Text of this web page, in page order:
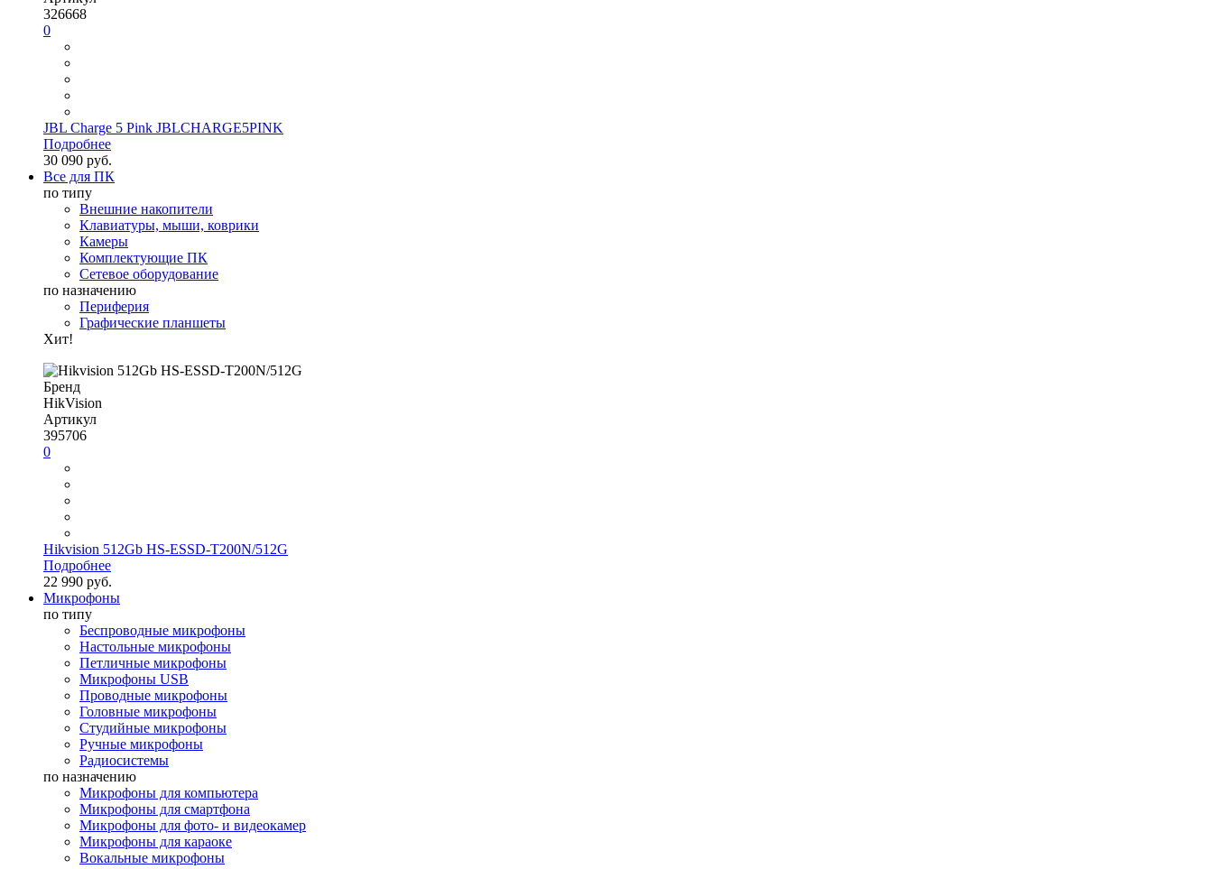
326668
0
JBL Charge 5 Pink JBLCHARGE5PINK
Подробнее
30 090 руб.
Все для ПК
по типу
Внешние накопители
Клавиатуры, мыши, коврики
Камеры
Комплектующие ПК
Сетевое оборудование
по назначению
Периферия
Графические планшеты
Хит!
Бренд
HikVision
Артикул
395706
0
Hikvision 512Gb HS-ESSD-T200N/512G
Подробнее
22 990 руб.
Микрофоны
по типу
Беспроводные микрофоны
Настольные микрофоны
Петличные микрофоны
Микрофоны USB
Проводные микрофоны
Головные микрофоны
Студийные микрофоны
Ручные микрофоны
Радиосистемы
по назначению
Микрофоны для компьютера
Микрофоны для смартфона
Микрофоны для фото- и видеокамер
Микрофоны для караоке
Вокальные микрофоны